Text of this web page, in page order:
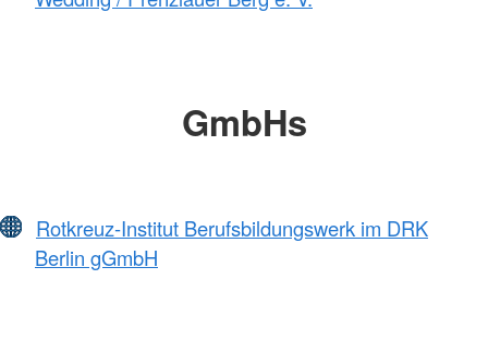
GmbHs
Rotkreuz-Institut Berufsbildungswerk im DRK
Berlin gGmbH